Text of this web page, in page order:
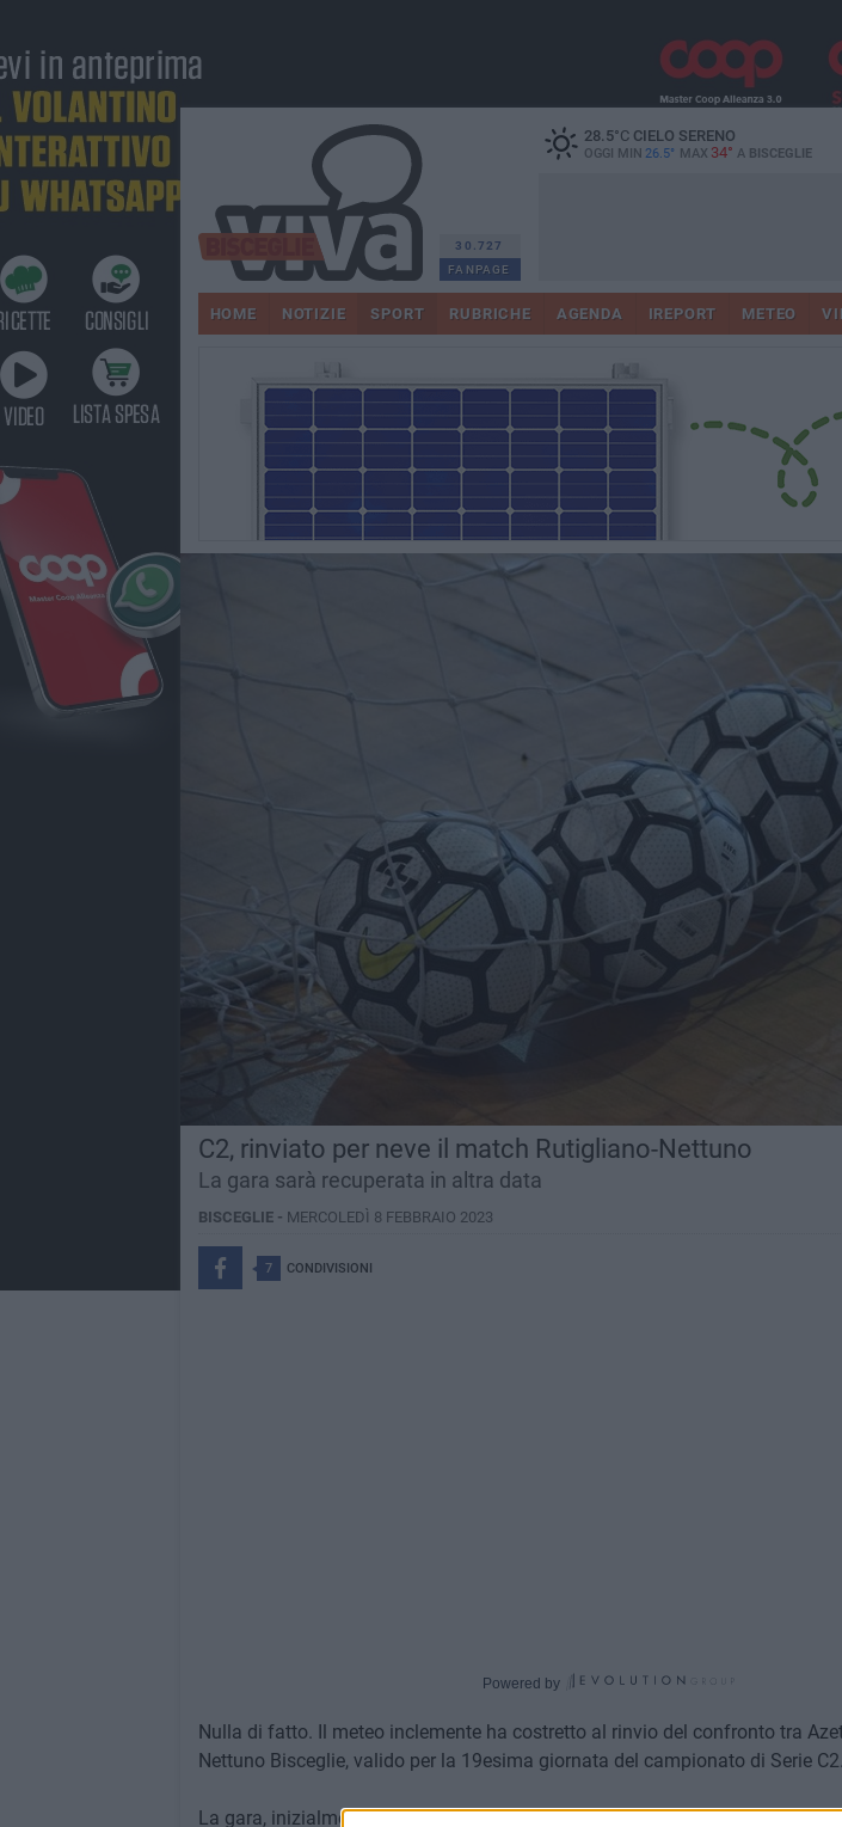
30.727
FANPAGE
28.5°CCIELO SERENO
OGGI MIN 26.5° MAX 34° A BISCEGLIE
HOME NOTIZIE SPORT RUBRICHE AGENDA IREPORT METEO
C2, rinviato per neve il match Rutigliano-Nettuno
La gara sarà recuperata in altra data
BISCEGLIE - MERCOLEDÌ 8 FEBBRAIO 2023
7 CONDIVISIONI
Powered by
Nulla di fatto. Il meteo inclemente ha costretto al rinvio del confronto tra
Nettuno Bisceglie, valido per la 19esima giornata del campionato di Serie C2.
La gara, inizialmente prevista per martedì 7 febbraio con inizio alle 21, sarà